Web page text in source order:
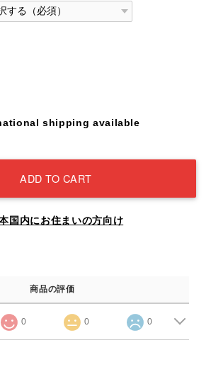
shipping available
ADD TO CART
国内にお住まいの方向け
商品の評価
0 0 0